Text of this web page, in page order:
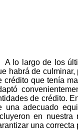
A lo largo de los
habrá de
crédito que tenía
de crédito.
una adecuado
en nuestra
una